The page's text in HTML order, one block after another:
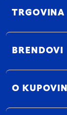
TRGOVINA
BRENDOVI
O KUPOVINI